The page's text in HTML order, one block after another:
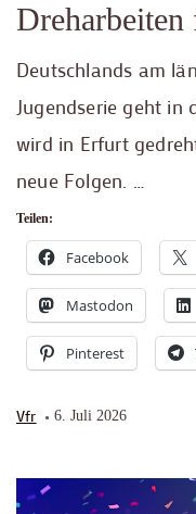
Deutschlands am
Jugendserie geht in
wird in Erfurt
neue Folgen. …
Teilen:
Facebook
Mastodon
Pinterest
Vfr 6. Juli 2026